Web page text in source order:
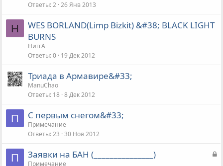
Ответы 2 26 Янв 2013
Н
WES BORLAND(Limp Bizkit) &#38; BLACK LIGHT
BURNS
НиггА
Ответы 0 19 Дек 2012
Триада в Армавире&#33;
ManuChao
Ответы 18 8 Дек 2012
П С первым снегом&#33;
Примечание
Ответы 23 30 Ноя 2012
П
З
Заявки на БАН (_______________)
Примечание